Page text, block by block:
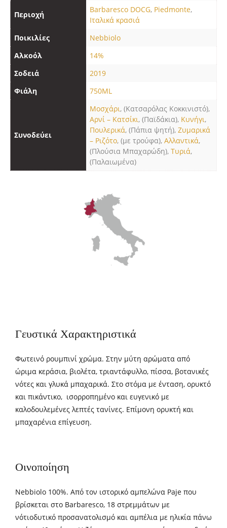
Περιοχή
Barbaresco DOCG, Piedmonte,
Ιταλικά κρασιά
Ποικιλίες
Nebbiolo
Αλκοόλ
14%
Σοδειά
2019
Φιάλη
750ML
Συνοδεύει
Μοσχάρι, (Κατσαρόλας Kοκκινιστό),
Αρνί – Κατσίκι, (Παϊδάκια), Κυνήγι,
Πουλερικά, (Πάπια ψητή), Ζυμαρικά
– Ριζότο, (με τρούφα), Αλλαντικά,
(Πλούσια Μπαχαρώδη), Τυριά,
(Παλαιωμένα)
Γευστικά Χαρακτηριστικά
Φωτεινό ρουμπινί χρώμα. Στην μύτη αρώματα από
ώριμα κεράσια, βιολέτα, τριαντάφυλλο, πίσσα, βοτανικές
νότες και γλυκά μπαχαρικά. Στο στόμα με ένταση, ορυκτό
και πικάντικο, ισορροπημένο και ευγενικό με
καλοδουλεμένες λεπτές τανίνες. Επίμονη ορυκτή και
μπαχαρένια επίγευση.
Οινοποίηση
Nebbiolo 100%. Από τον ιστορικό αμπελώνα Paje που
βρίσκεται στο Barbaresco, 18 στρεμμάτων με
νότιοδυτικό προσανατολισμό και αμπέλια με ηλικία πάνω